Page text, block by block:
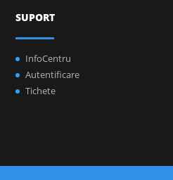
SUPORT
InfoCentru
Autentificare
Tichete